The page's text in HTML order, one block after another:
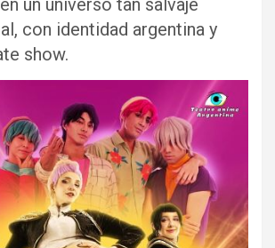
un universo tan salvaje
con identidad argentina y
show.